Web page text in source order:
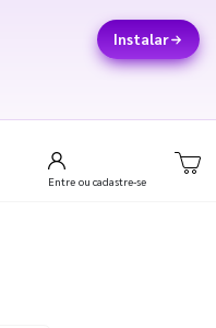
Instalar
Entre ou cadastre-se